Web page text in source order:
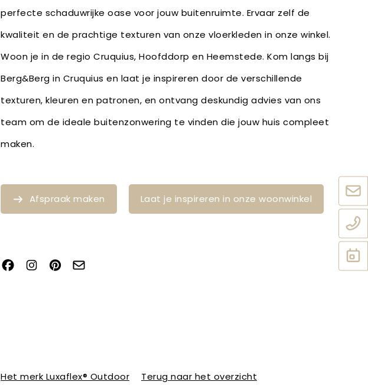
perfecte schaduwrijke oase voor jouw buitenruimte. Ervaar zelf de
kwaliteit en de prachtige texturen van onze vloerkleden in onze winkel.
Woon je in de regio Cruquius, Hoofddorp en Heemstede. Kom langs bij
Berg&Berg in Cruquius en laat je inspireren door de verschillende
texturen, kleuren en patronen, en ontvang deskundig advies van ons
team om de ideale buitenzonwering te vinden die jouw huis compleet
maken.
Afspraak maken Laat je inspireren in onze woonwinkel
Het merk Luxaflex® Outdoor Terug naar het overzicht